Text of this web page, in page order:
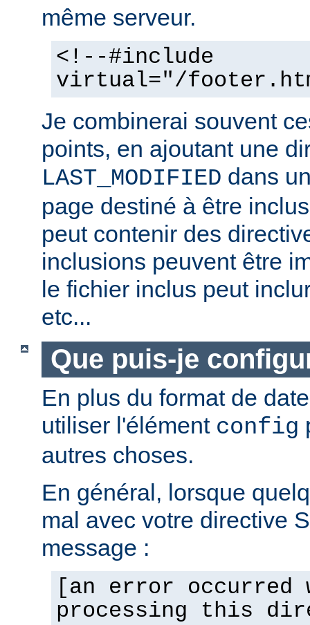
même serveur.
<!--#include
virtual="/
Je combinerai souvent
points, en ajoutant une
LAST_MODIFIED dans
page destiné à être
peut contenir des
inclusions peuvent être
le fichier inclus peut
etc...
Que puis-je
En plus du format de
utiliser l'élément config
autres choses.
En général, lorsque
mal avec votre directive
message :
[an error occurred
processing this